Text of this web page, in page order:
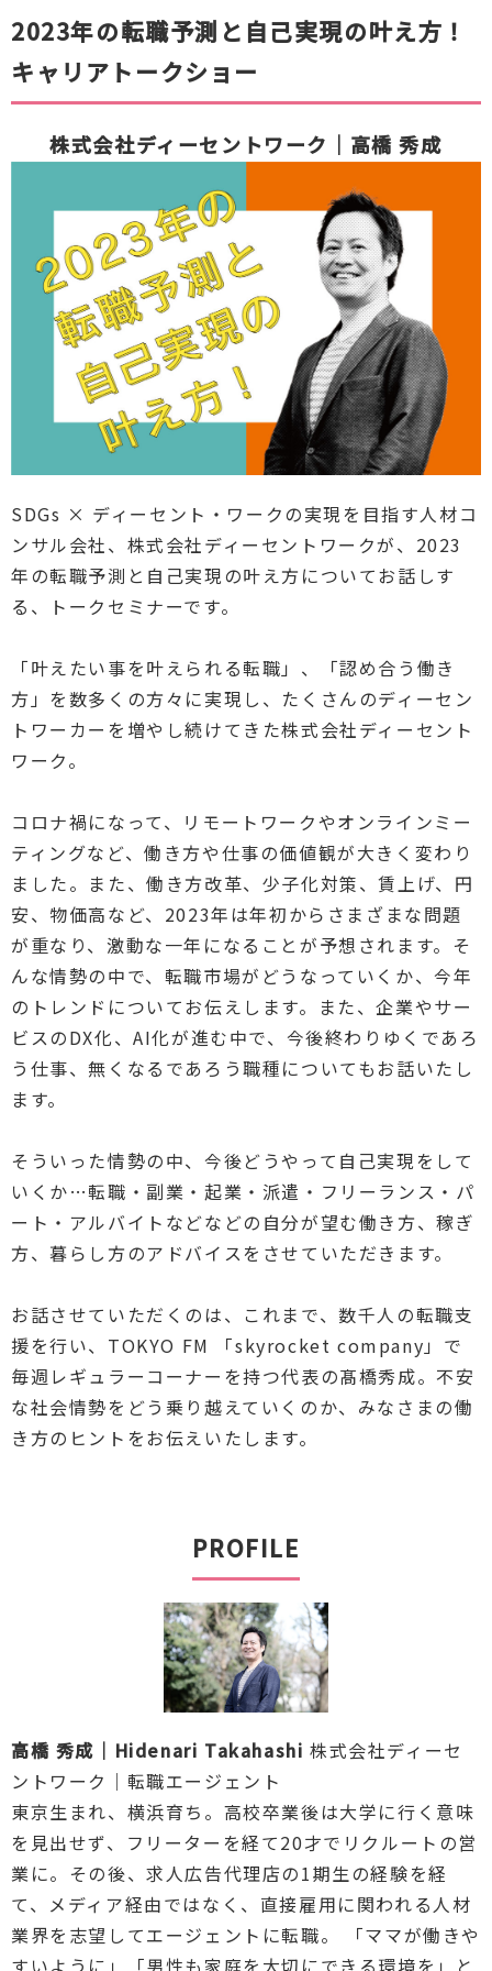
2023年の転職予測と自己実現の叶え方！
キャリアトークショー
株式会社ディーセントワーク｜高橋 秀成
SDGs × ディーセント・ワークの実現を目指す人材コ
ンサル会社、株式会社ディーセントワークが、2023
年の転職予測と自己実現の叶え方についてお話しす
る、トークセミナーです。
「叶えたい事を叶えられる転職」、「認め合う働き
方」を数多くの方々に実現し、たくさんのディーセン
トワーカーを増やし続けてきた株式会社ディーセント
ワーク。
コロナ禍になって、リモートワークやオンラインミー
ティングなど、働き方や仕事の価値観が大きく変わり
ました。また、働き方改革、少子化対策、賃上げ、円
安、物価高など、2023年は年初からさまざまな問題
が重なり、激動な一年になることが予想されます。そ
んな情勢の中で、転職市場がどうなっていくか、今年
のトレンドについてお伝えします。また、企業やサー
ビスのDX化、AI化が進む中で、今後終わりゆくであろ
う仕事、無くなるであろう職種についてもお話いたし
ます。
そういった情勢の中、今後どうやって自己実現をして
いくか…転職・副業・起業・派遣・フリーランス・パ
ート・アルバイトなどなどの自分が望む働き方、稼ぎ
方、暮らし方のアドバイスをさせていただきます。
お話させていただくのは、これまで、数千人の転職支
援を行い、TOKYO FM 「skyrocket company」で
毎週レギュラーコーナーを持つ代表の髙橋秀成。不安
な社会情勢をどう乗り越えていくのか、みなさまの働
き方のヒントをお伝えいたします。
PROFILE
高橋 秀成｜Hidenari Takahashi 株式会社ディーセ
ントワーク｜転職エージェント
東京生まれ、横浜育ち。高校卒業後は大学に行く意味
を見出せず、フリーターを経て20才でリクルートの営
業に。その後、求人広告代理店の1期生の経験を経
て、メディア経由ではなく、直接雇用に関われる人材
業界を志望してエージェントに転職。 「ママが働きや
すいように」「男性も家庭を大切にできる環境を」と